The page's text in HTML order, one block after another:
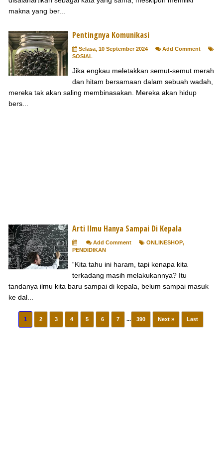
makna yang ber...
Pentingnya Komunikasi
Selasa, 10 September 2024
Add Comment
SOSIAL
Jika engkau meletakkan semut-semut merah
dan hitam bersamaan dalam sebuah wadah,
mereka tak akan saling membinasakan. Mereka akan hidup
bers...
Arti Ilmu Hanya Sampai Di Kepala
Add Comment ONLINESHOP,
PENDIDIKAN
“Kita tahu ini haram, tapi kenapa kita
terkadang masih melakukannya? Itu
tandanya ilmu kita baru sampai di kepala, belum sampai masuk
ke dal...
1 2 3 4 5 6 7 ... 390 Next » Last